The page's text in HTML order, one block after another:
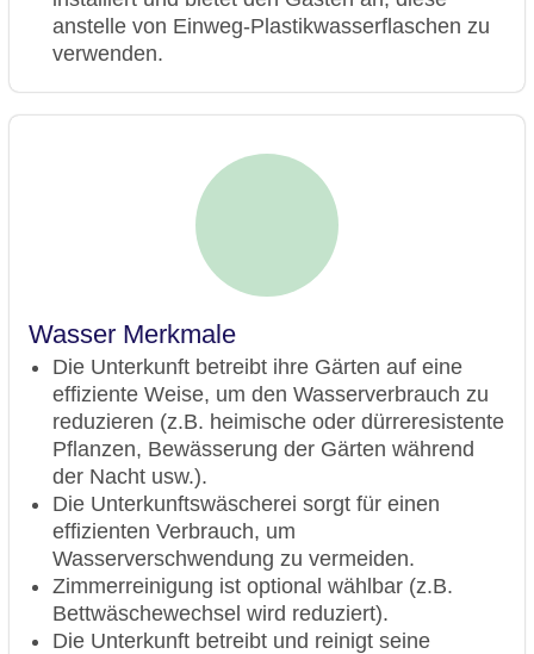
anstelle von Einweg-Plastikwasserflaschen zu
verwenden.
Wasser Merkmale
Die Unterkunft betreibt ihre Gärten auf eine
effiziente Weise, um den Wasserverbrauch zu
reduzieren (z.B. heimische oder dürreresistente
Pflanzen, Bewässerung der Gärten während
der Nacht usw.).
Die Unterkunftswäscherei sorgt für einen
effizienten Verbrauch, um
Wasserverschwendung zu vermeiden.
Zimmerreinigung ist optional wählbar (z.B.
Bettwäschewechsel wird reduziert).
Die Unterkunft betreibt und reinigt seine